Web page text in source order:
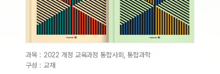
과목 : 2022 개정 교육과정 통합사회, 통합과학
구성 : 교재